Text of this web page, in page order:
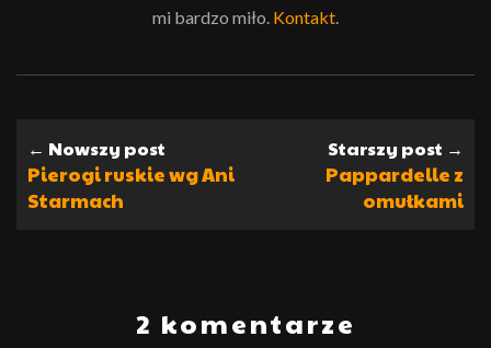
mi bardzo miło. Kontakt.
← Nowszy post
Pierogi ruskie wg Ani
Starmach
Starszy post →
Pappardelle z
omułkami
2 komentarze